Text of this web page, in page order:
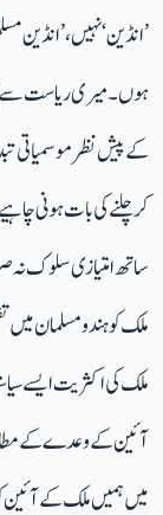
’انڈین‘ نہیں، ’انڈین
ہوں۔ میری ریاست سے
کے پیش نظر موسمیاتی
کر چلنے کی بات ہونی
ساتھ امتیازی سلوک نہ
ملک کو ہندو مسلمان
ملک کی اکثریت ایسے
آئین کے وعدے کے
میں ہمیں ملک کے آئین